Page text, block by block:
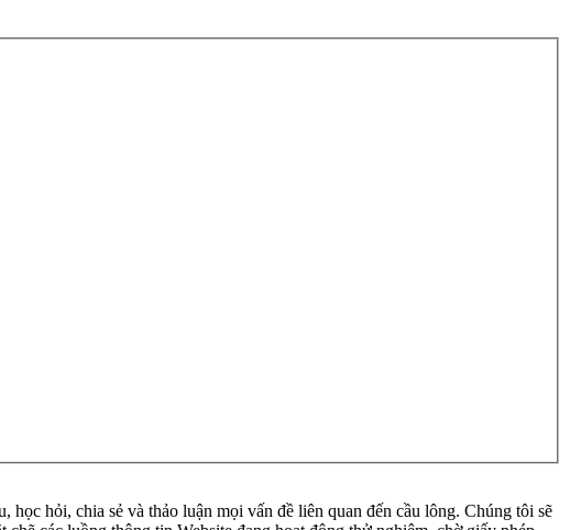
hỏi, chia sẻ và thảo luận mọi vấn đề liên quan đến cầu lông. Chúng tôi sẽ